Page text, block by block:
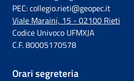
PEC: collegio.rieti@geopec.it
Viale Maraini, 15 - 02100 Rieti
Codice Univoco UFMXJA
C.F. 80005170578
Orari segreteria